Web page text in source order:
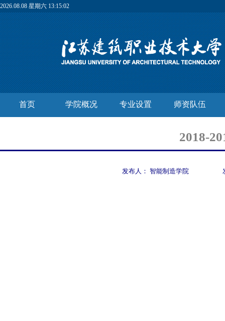
2026.08.08 星期六 13:15:03
首页 学院概况 专业设置 师资队伍
2018-
发布人： 智能制造学院